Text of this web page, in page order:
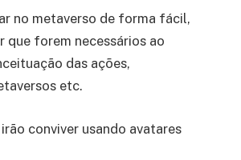
no metaverso de forma fácil,
que forem necessários ao
das ações,
etc.
conviver usando avatares